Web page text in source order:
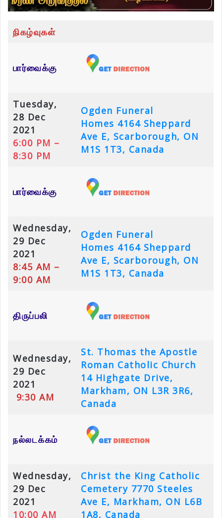
நிகழ்வுகள்
பார்வைக்கு
Tuesday,
28 Dec
2021
6:00 PM –
8:30 PM
Ogden Funeral
Homes 4164 Sheppard
Ave E, Scarborough, ON
M1S 1T3, Canada
பார்வைக்கு
Wednesday,
29 Dec
2021
8:45 AM –
9:00 AM
Ogden Funeral
Homes 4164 Sheppard
Ave E, Scarborough, ON
M1S 1T3, Canada
திருப்பலி
Wednesday,
29 Dec
2021
9:30 AM
St. Thomas the Apostle
Roman Catholic Church
14 Highgate Drive,
Markham, ON L3R 3R6,
Canada
நல்லடக்கம்
Wednesday,
29 Dec
2021
10:00 AM
Christ the King Catholic
Cemetery 7770 Steeles
Ave E, Markham, ON L6B
1A8, Canada